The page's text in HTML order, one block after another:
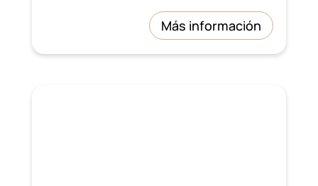
Más información